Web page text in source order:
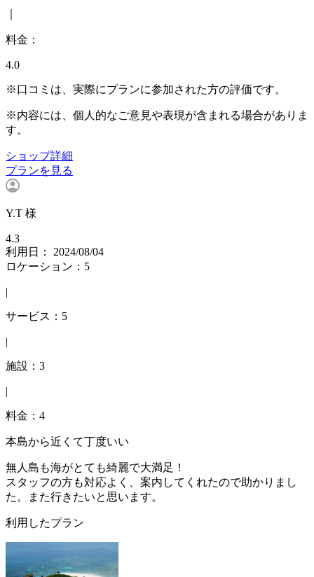
料金：
4.0
※口コミは、実際にプランに参加された方の評価です。
※内容には、個人的なご意見や表現が含まれる場合がありま
す。
ショップ詳細
プランを見る
Y.T 様
4.3
利用日： 2024/08/04
ロケーション：5
|
サービス：5
|
施設：3
|
料金：4
本島から近くて丁度いい
無人島も海がとても綺麗で大満足！
スタッフの方も対応よく、案内してくれたので助かりまし
た。また行きたいと思います。
利用したプラン